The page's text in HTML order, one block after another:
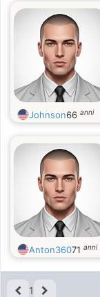
Johnson66 anni
Anton36071 anni
1